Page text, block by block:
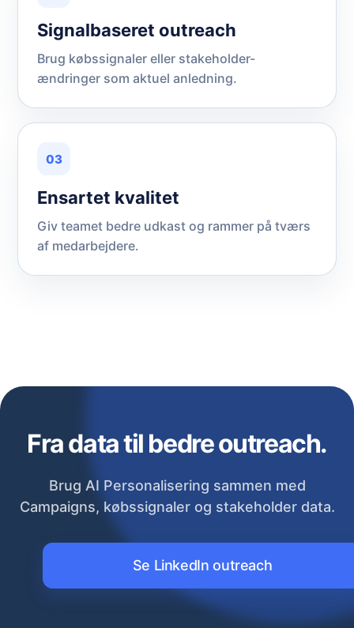
Signalbaseret outreach
Brug købssignaler eller stakeholder-
ændringer som aktuel anledning.
03
Ensartet kvalitet
Giv teamet bedre udkast og rammer på tværs
af medarbejdere.
Fra data til bedre outreach.
Brug AI Personalisering sammen med
Campaigns, købssignaler og stakeholder data.
Se LinkedIn outreach